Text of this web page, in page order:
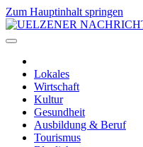
Zum Hauptinhalt springen
Lokales
Wirtschaft
Kultur
Gesundheit
Ausbildung & Beruf
Tourismus